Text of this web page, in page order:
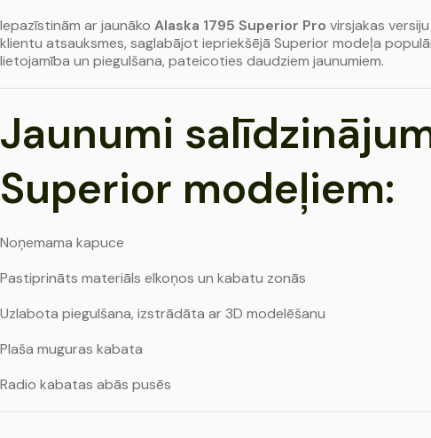
Iepazīstinām ar jaunāko Alaska 1795 Superior Pro virsjakas
klientu atsauksmes, saglabājot iepriekšējā Superior modeļa
lietojamība un piegulšana, pateicoties daudziem jaunumiem.
Jaunumi
Superior modeļiem:
Noņemama kapuce
Pastiprināts materiāls elkoņos un kabatu zonās
Uzlabota piegulšana, izstrādāta ar 3D modelēšanu
Plaša muguras kabata
Radio kabatas abās pusēs